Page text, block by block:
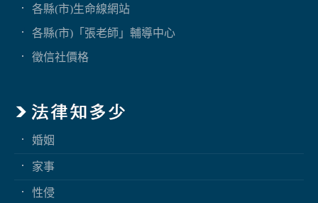
各縣(市)生命線網站
各縣(市)「張老師」輔導中心
徵信社價格
婚姻
家事
性侵